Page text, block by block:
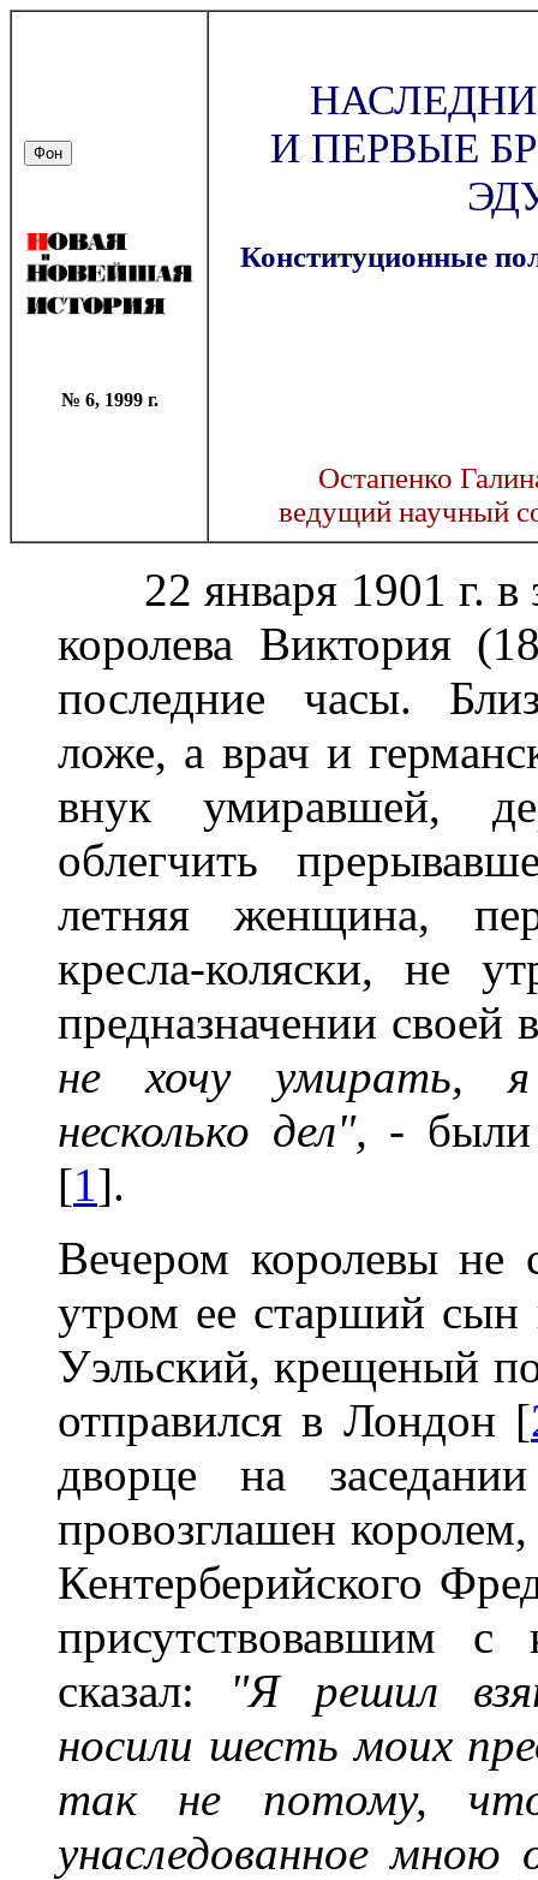
№ 6, 1999 г.
И ПЕРВЫЕ
Конституционные
Остапенко
ведущий научный
22 января 1901 г. в
королева Виктория
последние часы.
ложе, а врач и
внук умиравшей,
облегчить
летняя женщина,
кресла-коляски, не
предназначении своей
не хочу умирать,
несколько дел", - были
[1].
Вечером королевы не
утром ее старший сын
Уэльский, крещеный
отправился в Лондон [
дворце на
провозглашен
Кентерберийского
присутствовавшим
сказал:
"Я решил
носили шесть моих
так не потому,
унаследованное мною